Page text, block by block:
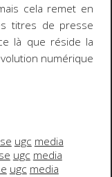
cela remet en
titres de presse
là que réside la
numérique
ugc media
ugc media
ugc media